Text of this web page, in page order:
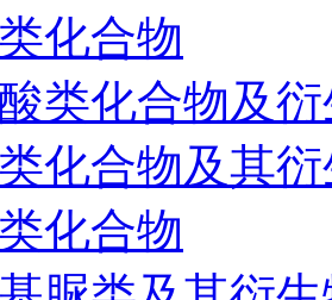
化合物
类化合物及
化合物及其
化合物